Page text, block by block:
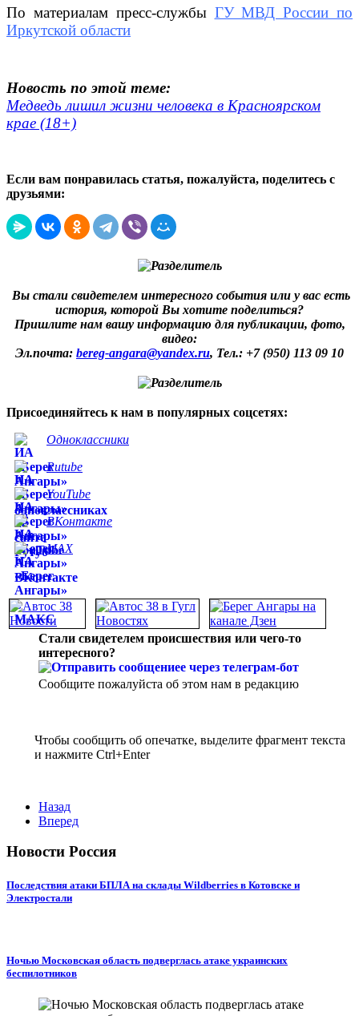
По материалам пресс-службы ГУ МВД России по
Иркутской области
Новость по этой теме:
Медведь лишил жизни человека в Красноярском
крае (18+)
Если вам понравилась статья, пожалуйста, поделитесь с
друзьями:
Вы стали свидетелем интересного события или у вас есть
история, которой Вы хотите поделиться?
Пришлите нам вашу информацию для публикации, фото,
видео:
Эл.почта: bereg-angara@yandex.ru, Тел.: +7 (950) 113 09 10
Присоединяйтесь к нам в популярных соцсетях:
Одноклассники
Rutube
YouTube
ВКонтакте
MAX
Стали свидетелем происшествия или чего-то
интересного?
Сообщите пожалуйста об этом нам в редакцию
Чтобы сообщить об опечатке, выделите фрагмент текста
и нажмите Ctrl+Enter
Назад
Вперед
Новости Россия
Последствия атаки БПЛА на склады Wildberries в Котовске и
Электростали
Ночью Московская область подверглась атаке украинских
беспилотников